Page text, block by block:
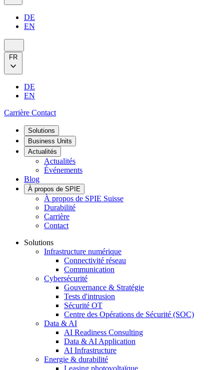
DE
EN
FR
DE
EN
Carrière Contact
Solutions
Business Units
Actualités
Actualités
Événements
Blog
À propos de SPIE
À propos de SPIE Suisse
Durabilité
Carrière
Contact
Solutions
Infrastructure numérique
Connectivité réseau
Communication
Cybersécurité
Gouvernance & Stratégie
Tests d'intrusion
Sécurité OT
Centre des Opérations de Sécurité (SOC)
Data & AI
AI Readiness Consulting
Data & AI Application
AI Infrastructure
Energie & durabilité
Leasing photovoltaïque